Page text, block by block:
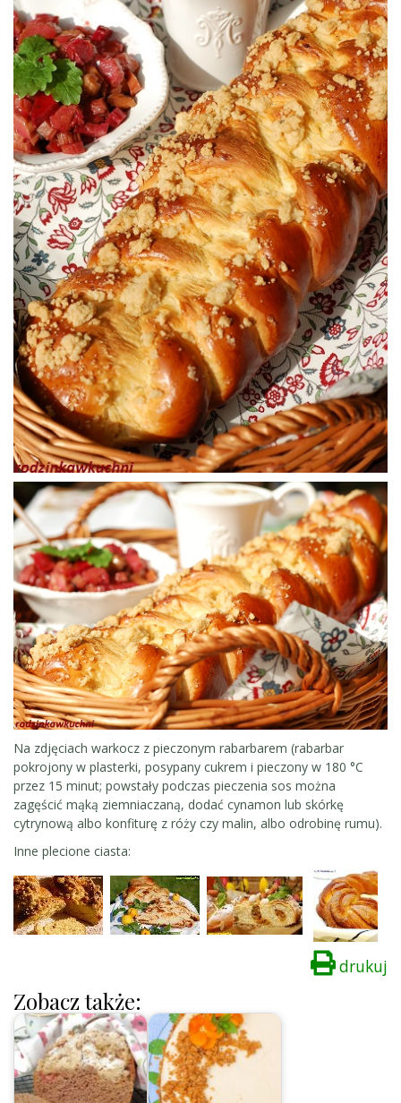
Na zdjęciach warkocz z pieczonym rabarbarem (rabarbar
pokrojony w plasterki, posypany cukrem i pieczony w 180 °C
przez 15 minut; powstały podczas pieczenia sos można
zagęścić mąką ziemniaczaną, dodać cynamon lub skórkę
cytrynową albo konfiturę z róży czy malin, albo odrobinę rumu).
Inne plecione ciasta:
drukuj
Zobacz także: